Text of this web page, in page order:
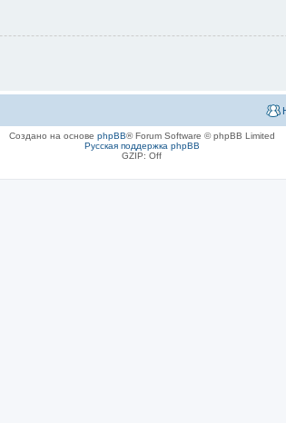
Создано на основе phpBB® Forum Software © phpBB Limited
Русская поддержка phpBB
GZIP: Off